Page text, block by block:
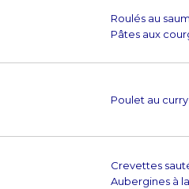
Roulés au
Pâtes aux
Poulet au curry
Crevettes
Aubergines à